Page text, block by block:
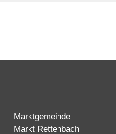
Marktgemeinde
Markt Rettenbach